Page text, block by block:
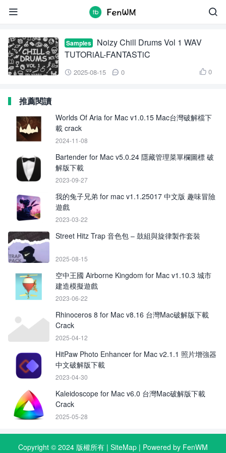


Samples
Noizy Chill Drums Vol 1 WAV
TUTORiAL-FANTASTiC
 2025-08-15  0  0
推薦閱讀
Worlds Of Aria for Mac v1.0.15 Mac台灣破解檔下
載 crack
2024-11-08
Bartender for Mac v5.0.24 隱藏管理菜單欄圖標 破
解版下載
2023-09-27
我的兔子兄弟 for mac v1.1.25017 中文版 趣味冒險
遊戲
2023-03-22
Street Hitz Trap 音色包 – 鼓組與旋律製作套裝
2025-08-15
空中王國 Airborne Kingdom for Mac v1.10.3 城市
建造模擬遊戲
2023-06-22
Rhinoceros 8 for Mac v8.16 台灣Mac破解版下載
Crack
2025-04-12
HitPaw Photo Enhancer for Mac v2.1.1 照片增強器
中文破解版下載
2023-04-30
Kaleidoscope for Mac v6.0 台灣Mac破解版下載
Crack
2025-05-28
Copyright © 2024 版權所有 | SiteMap | Powered by FenWM